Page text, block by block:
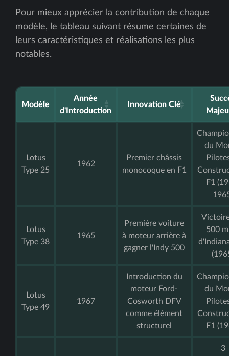
Pour mieux apprécier la contribution de chaque
modèle, le tableau suivant résume certaines de
leurs caractéristiques et réalisations les plus
notables.
Modèle
Année
d'Introduction
Innovation Clé
Lotus
Type 25
1962
Premier châssis
monocoque en F1
du
F1
Lotus
Type 38
1965
Première voiture
à moteur arrière à
gagner l'Indy 500
500
Lotus
Type 49
1967
Introduction du
moteur Ford-
Cosworth DFV
comme élément
structurel
du
F1
3